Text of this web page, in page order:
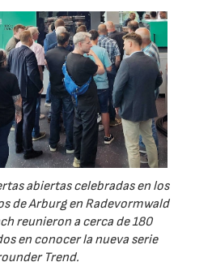
abiertas celebradas en los
de Arburg en Radevormwald
reunieron a cerca de 180
en conocer la nueva serie
Trend.